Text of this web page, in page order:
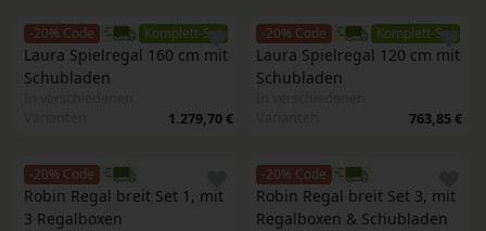
-20% Code Komplett-Set
Laura Spielregal 160 cm mit
Schubladen
1.279,70 €
-20% Code Komplett-Set
Laura Spielregal 120 cm mit
Schubladen
763,85 €
-20% Code
Robin Regal breit Set 1, mit
3 Regalboxen
-20% Code
Robin Regal breit Set 3, mit
Regalboxen & Schubladen